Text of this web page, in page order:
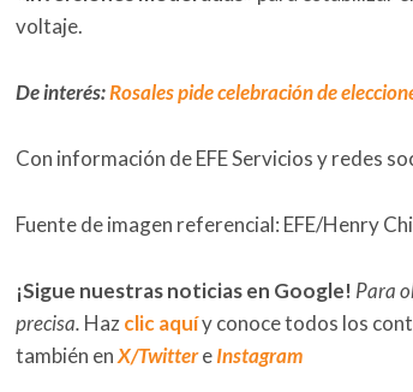
voltaje.
De interés:Rosales pide celebración de
Con información de EFE Servicios y redes
Fuente de imagen referencial: EFE/Henry
¡Sigue nuestras noticias en Google! Para
precisa. Hazclic aquíy conoce todos los
también enX/TwittereInstagram